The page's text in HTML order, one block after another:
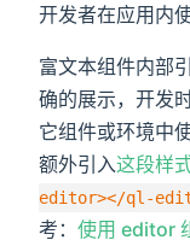
开发者在应用内
富文本组件内部
确的展示，开发
它组件或环境中
额外引入这段样
editor></ql-
考： 使用 editor